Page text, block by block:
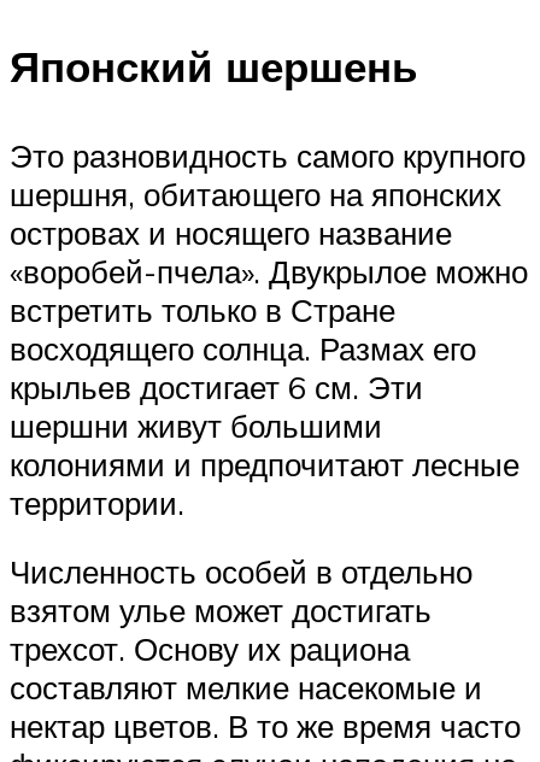
Японский шершень
Это разновидность самого крупного
шершня, обитающего на японских
островах и носящего название
«воробей-пчела». Двукрылое можно
встретить только в Стране
восходящего солнца. Размах его
крыльев достигает 6 см. Эти
шершни живут большими
колониями и предпочитают лесные
территории.
Численность особей в отдельно
взятом улье может достигать
трехсот. Основу их рациона
составляют мелкие насекомые и
нектар цветов. В то же время часто